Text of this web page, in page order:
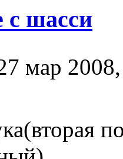
с шасси
мар